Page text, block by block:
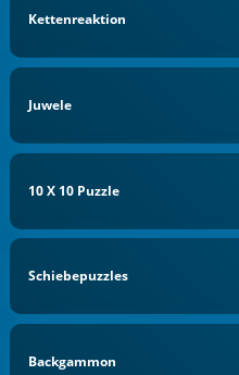
Kettenreaktion
Juwele
10 X 10 Puzzle
Schiebepuzzles
Backgammon